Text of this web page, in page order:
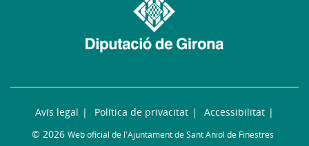
Avís legal Política de privacitat
Accessibilitat
© 2026 Web oficial de l'Ajuntament de Sant Aniol de Finestres